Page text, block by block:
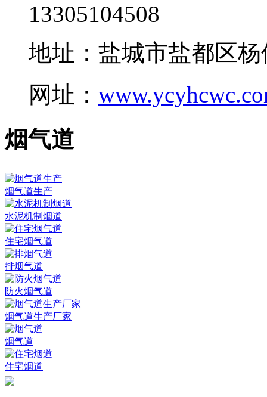
13305104508
地址：盐城市盐都区
网址：
烟气道
烟气道生产
水泥机制烟道
住宅烟气道
排烟气道
防火烟气道
烟气道生产厂家
烟气道
住宅烟道